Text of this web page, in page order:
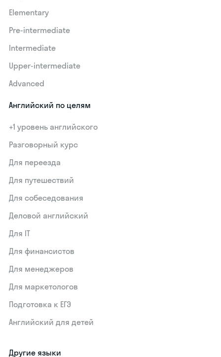
Elementary
Pre-intermediate
Intermediate
Upper-intermediate
Advanced
Английский по целям
+1 уровень английского
Разговорный курс
Для переезда
Для путешествий
Для собеседования
Деловой английский
Для IT
Для финансистов
Для менеджеров
Для маркетологов
Подготовка к ЕГЭ
Английский для детей
Другие языки